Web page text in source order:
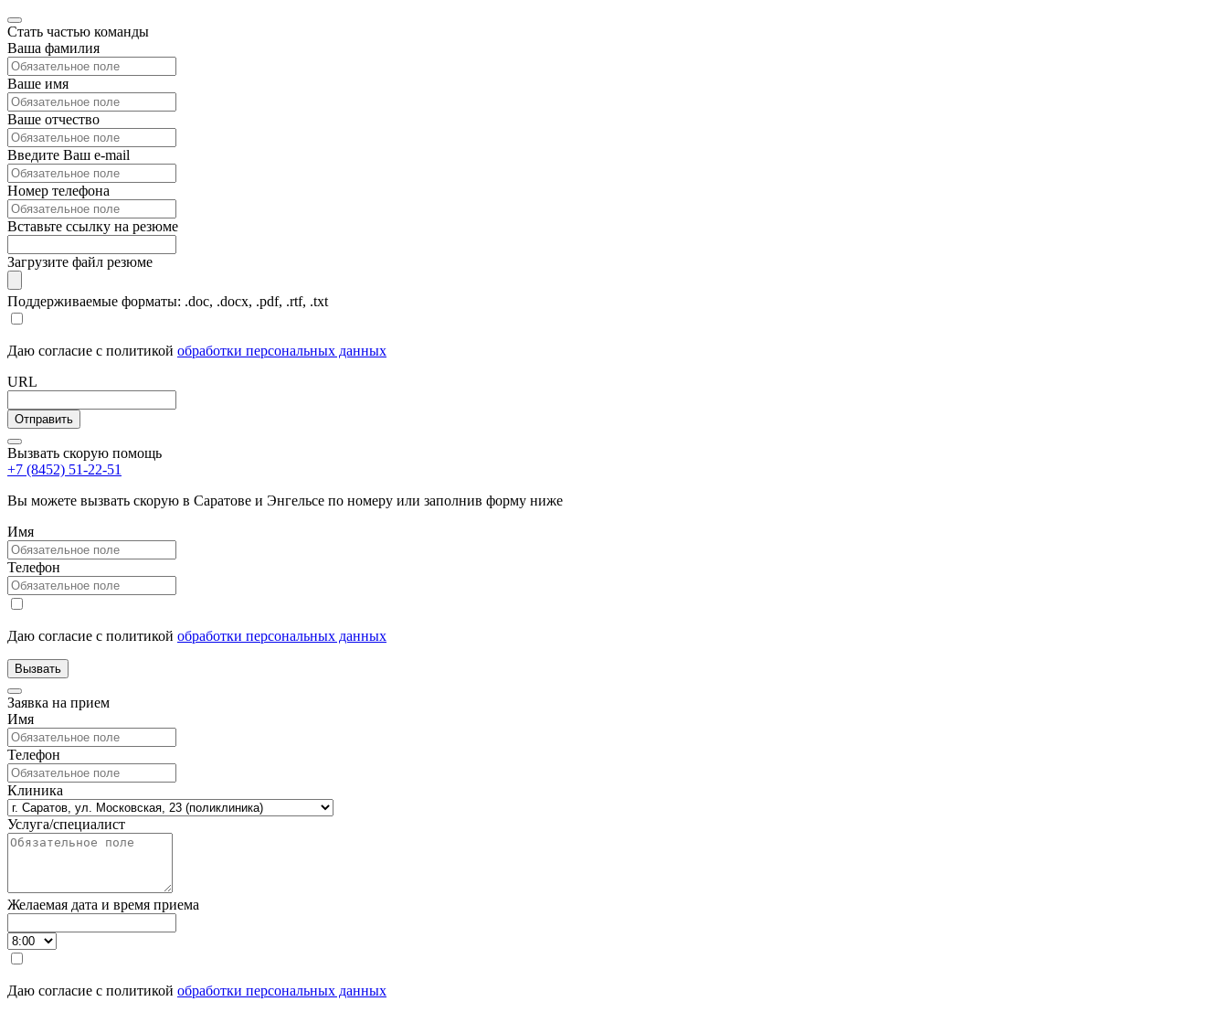
Стать частью команды
Ваша фамилия
Ваше имя
Ваше отчество
Введите Ваш e-mail
Номер телефона
Вставьте ссылку на резюме
Загрузите файл резюме
Поддерживаемые форматы: .doc, .docx, .pdf, .rtf, .txt
Даю согласие с политикой обработки персональных данных
URL
Вызвать скорую помощь
+7 (8452) 51-22-51
Вы можете вызвать скорую в Саратове и Энгельсе по номеру или заполнив форму ниже
Имя
Телефон
Даю согласие с политикой обработки персональных данных
Заявка на прием
Имя
Телефон
Клиника
Услуга/специалист
Желаемая дата и время приема
Даю согласие с политикой обработки персональных данных